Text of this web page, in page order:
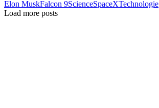
Elon MuskFalcon 9ScienceSpaceXTechnologie
Load more posts